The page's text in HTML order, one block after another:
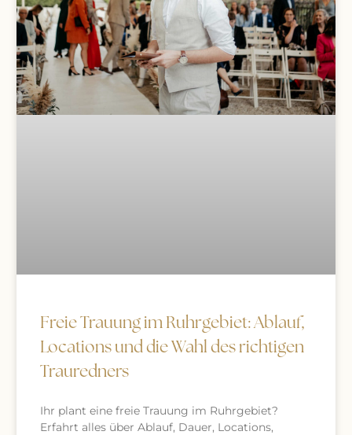
Freie Trauung im Ruhrgebiet: Ablauf,
Locations und die Wahl des richtigen
Trauredners
Ihr plant eine freie Trauung im Ruhrgebiet?
Erfahrt alles über Ablauf, Dauer, Locations,